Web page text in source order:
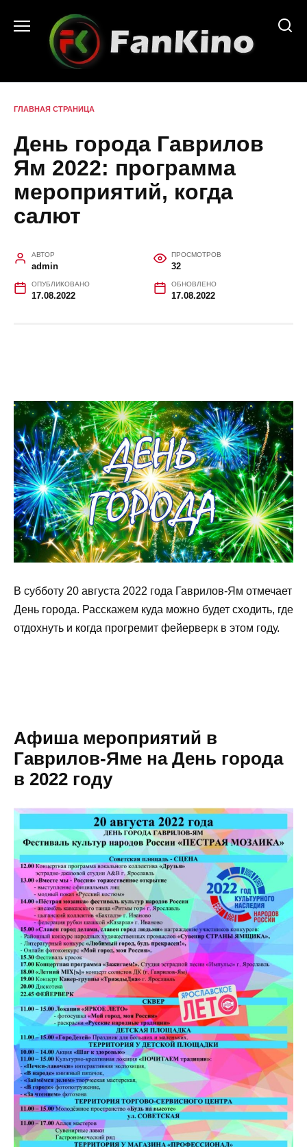
содержанию
ГЛАВНАЯ СТРАНИЦА
День города Гаврилов
Ям 2022: программа
мероприятий, когда
салют
АВТОР
admin
ПРОСМОТРОВ
32
ОПУБЛИКОВАНО
17.08.2022
ОБНОВЛЕНО
17.08.2022
В субботу 20 августа 2022 года Гаврилов-Ям отмечает
День города. Расскажем куда можно будет сходить, где
отдохнуть и когда прогремит фейерверк в этом году.
Афиша мероприятий в
Гаврилов-Яме на День города
в 2022 году